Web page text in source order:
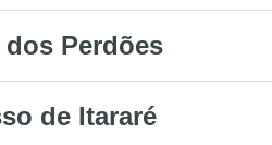
Perdões
de Itararé